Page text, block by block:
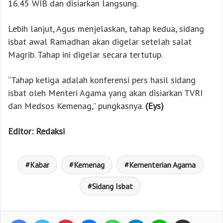
16.45 WIB dan disiarkan langsung.
Lebih lanjut, Agus menjelaskan, tahap kedua, sidang
isbat awal Ramadhan akan digelar setelah salat
Magrib. Tahap ini digelar secara tertutup.
“Tahap ketiga adalah konferensi pers hasil sidang
isbat oleh Menteri Agama yang akan disiarkan TVRI
dan Medsos Kemenag,” pungkasnya. (Eys)
Editor: Redaksi
Kabar Kemenag Kementerian Agama
Sidang Isbat